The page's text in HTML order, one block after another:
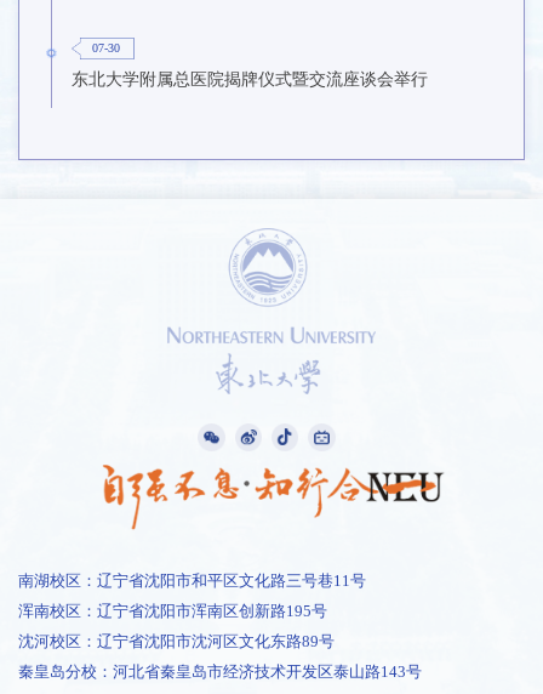
07-30
东北大学附属总医院揭牌仪式暨交流座谈会举行
南湖校区：辽宁省沈阳市和平区文化路三号巷11号
浑南校区：辽宁省沈阳市浑南区创新路195号
沈河校区：辽宁省沈阳市沈河区文化东路89号
秦皇岛分校：河北省秦皇岛市经济技术开发区泰山路143号